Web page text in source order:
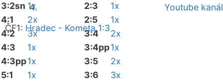
Youtube kanál
ČF1: Hradec - Kometa 1:3
3:2sn 1x
4:1
2x
4:2
3x
4:3
1x
4:3pp1x
5:1
1x
2:3
1x
2:5
1x
3:4
2x
3:4pp1x
3:5
2x
3:6
3x